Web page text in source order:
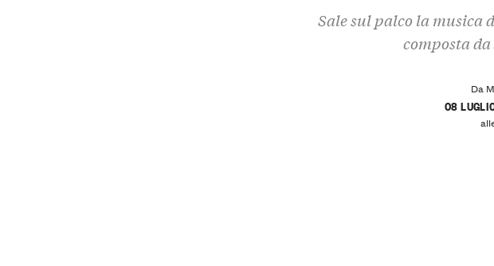
Sale sul palco la
composta
Da
08